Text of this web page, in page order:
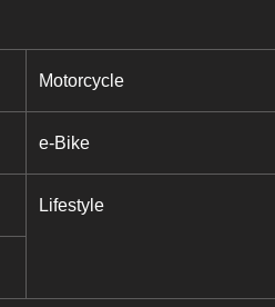
Motorcycle
e-Bike
Lifestyle